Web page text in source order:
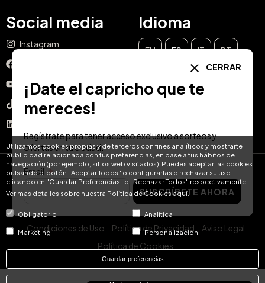
Utilizamos cookies propias y de terceros con fines analíticos y mostrarte
publicidad relacionada con tus preferencias, en base a tus hábitos de
navegación (por ejemplo, sitios web visitados). Puedes aceptar las cookies
pulsando el botón "Aceptar Todos" o configurarlas o rechazar su uso
clicando en "Guardar Preferencias" o "Rechazar Todos" respectivamente.
Ver mas detalles sobre nuestra Política de Cookies aquí.
Obligatorio Analítica
Marketing Personalización
Guardar preferencias
Social media
Instagram
YouTube
TikTok
Idioma
EN ES IT PT
© Hotel Treats 2026
Tel: +34 871 51 00 40 (9:00 - 19:00 CEST)
Condiciones de Uso Política de Privacidad
Aviso Legal
Política de Cookies
CERRAR
¡Date el capricho que te
mereces!
Regístrate para tener acceso exclusivo a sorteos y
ofertas en tu ciudad.
Email
SUSCRÍBETE AHORA